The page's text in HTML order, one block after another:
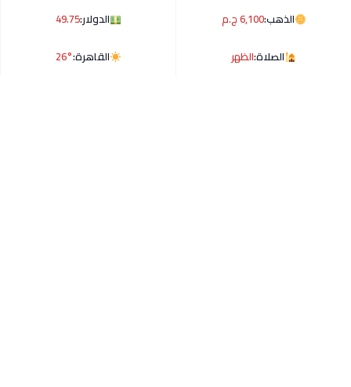
الذهب:6,100 ج.م الدولار:49.75
الصلاة:الظهر القاهرة:26°